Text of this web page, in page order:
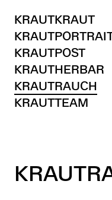
KRAUTKRAUT
KRAUTPOST
KRAUTHERBAR
KRAUTRAUCH
KRAUTTEAM